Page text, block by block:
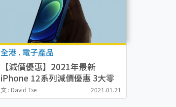
全港 . 電子產品
【減價優惠】2021年最新
iPhone 12系列減價優惠 3大零
售商折扣一覽 中原/蘇寧/Club
Shopping
文 : David Tse 2021.01.21